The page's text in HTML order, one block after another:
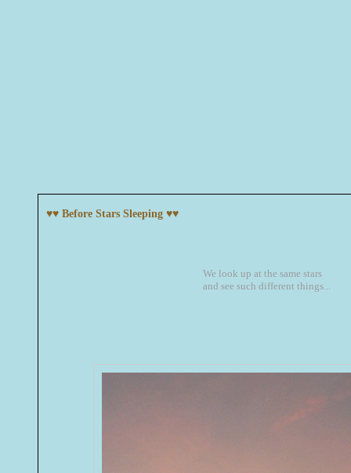
♥♥ Before Stars Sleeping ♥♥
We look up at the same stars
and see such different things...